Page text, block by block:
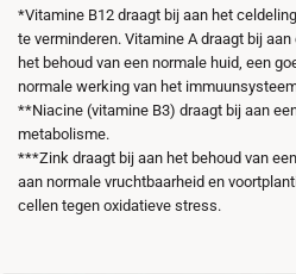
*Vitamine B12 draagt bij aan het
te verminderen. Vitamine A draagt bij
het behoud van een normale huid, een
normale werking van het
**Niacine (vitamine B3) draagt bij aan
metabolisme.
***Zink draagt bij aan het behoud van
aan normale vruchtbaarheid en
cellen tegen oxidatieve stress.